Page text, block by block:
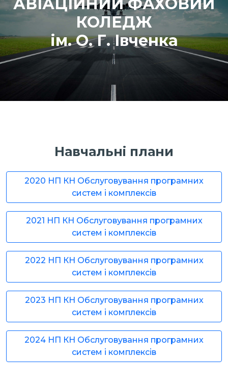
КОЛЕДЖ
ім. О. Г. Івченка
Навчальні плани
2020 НП КН Обслуговування програмних
систем і комплексів
2021 НП КН Обслуговування програмних
систем і комплексів
2022 НП КН Обслуговування програмних
систем і комплексів
2023 НП КН Обслуговування програмних
систем і комплексів
2024 НП КН Обслуговування програмних
систем і комплексів